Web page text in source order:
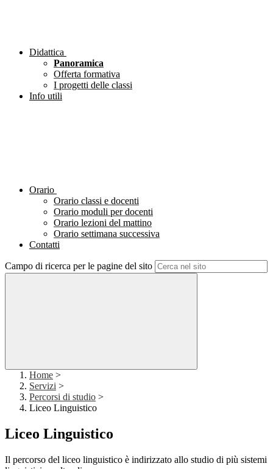
Didattica
Panoramica
Offerta formativa
I progetti delle classi
Info utili
Orario
Orario classi e docenti
Orario moduli per docenti
Orario lezioni del mattino
Orario settimana successiva
Contatti
Campo di ricerca per le pagine del sito
Home >
Servizi >
Percorsi di studio >
Liceo Linguistico
Liceo Linguistico
Il percorso del liceo linguistico è indirizzato allo studio di più sistemi